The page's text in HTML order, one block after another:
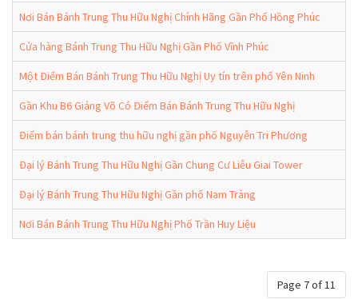
Nơi Bán Bánh Trung Thu Hữu Nghị Chính Hãng Gần Phố Hồng Phúc
Cửa hàng Bánh Trung Thu Hữu Nghị Gần Phố Vĩnh Phúc
Một Điểm Bán Bánh Trung Thu Hữu Nghị Uy tín trên phố Yên Ninh
Gần Khu B6 Giảng Võ Có Điểm Bán Bánh Trung Thu Hữu Nghị
Điểm bán bánh trung thu hữu nghị gần phố Nguyễn Tri Phương
Đại lý Bánh Trung Thu Hữu Nghị Gần Chung Cư Liễu Giai Tower
Đại lý Bánh Trung Thu Hữu Nghị Gần phố Nam Tràng
Nơi Bán Bánh Trung Thu Hữu Nghị Phố Trần Huy Liệu
Page 7 of 11